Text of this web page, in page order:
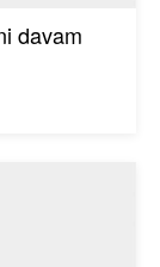
davam